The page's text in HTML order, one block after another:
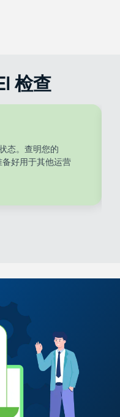
检查
态。查明您的
好用于其他运营